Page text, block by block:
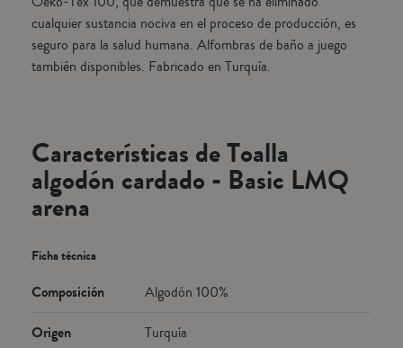
cualquier sustancia nociva en el proceso de producción, es
seguro para la salud humana. Alfombras de baño a juego
también disponibles. Fabricado en Turquía.
Características de Toalla
algodón cardado - Basic LMQ
arena
Ficha técnica
Composición Algodón 100%
Origen Turquía